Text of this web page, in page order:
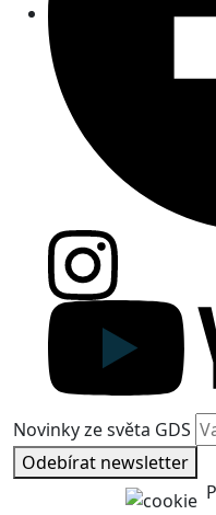
Novinky ze světa GDS
Odebírat newsletter